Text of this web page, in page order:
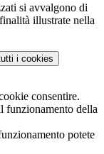
si avvalgono di
illustrate nella
i cookies
consentire.
funzionamento della
potete